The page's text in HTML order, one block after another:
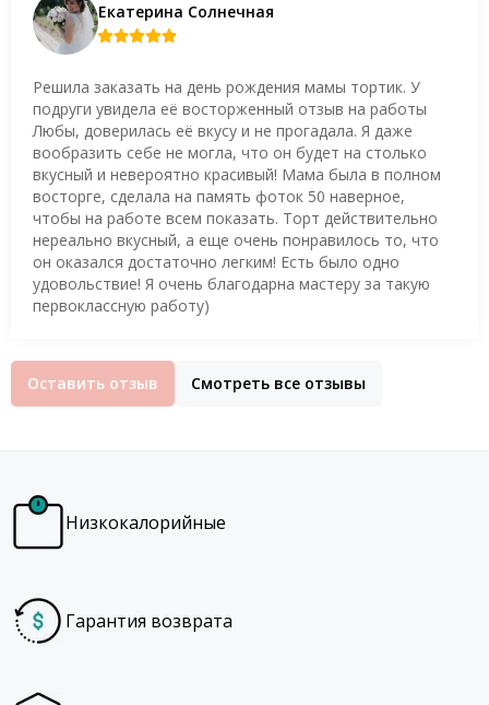
Екатерина Солнечная
Решила заказать на день рождения мамы тортик. У
подруги увидела её восторженный отзыв на работы
Любы, доверилась её вкусу и не прогадала. Я даже
вообразить себе не могла, что он будет на столько
вкусный и невероятно красивый! Мама была в полном
восторге, сделала на память фоток 50 наверное,
чтобы на работе всем показать. Торт действительно
нереально вкусный, а еще очень понравилось то, что
он оказался достаточно легким! Есть было одно
удовольствие! Я очень благодарна мастеру за такую
первоклассную работу)
Оставить отзыв Смотреть все отзывы
Низкокалорийные
Гарантия возврата